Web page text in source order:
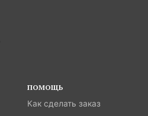
ПОМОЩЬ
Как сделать заказ